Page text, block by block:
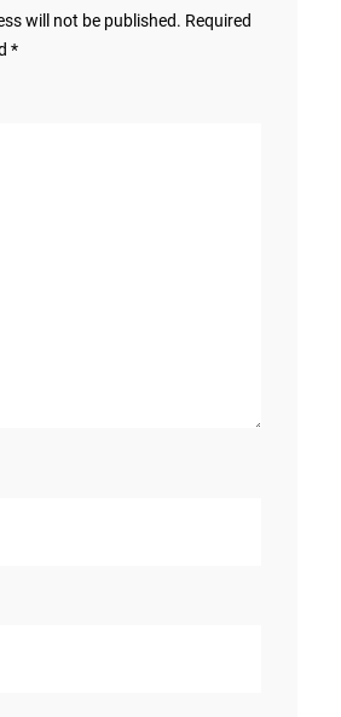
will not be published. Required
*